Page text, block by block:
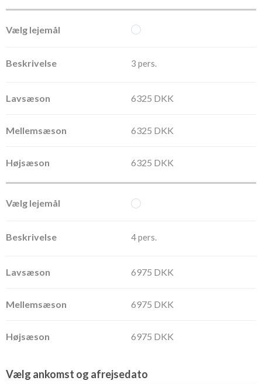
3 pers.
6325 DKK
6325 DKK
6325 DKK
4 pers.
6975 DKK
6975 DKK
6975 DKK
Vælg ankomst og afrejsedato